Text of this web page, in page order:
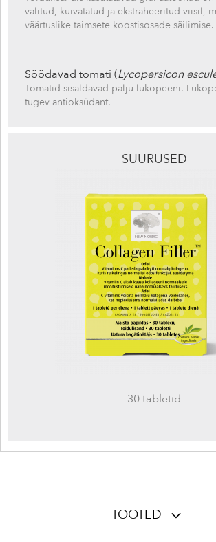
valitud, kuivatatud ja ekstraheeritud viisil,
väärtuslike taimsete koostisosade säilimise.
Söödavad tomati (Lycopersicon
Tomatid sisaldavad palju lükopeeni.
tugev antioksüdant.
SUURUSED
30 tabletid
TOOTED